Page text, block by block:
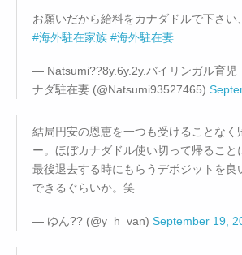
お願いだから給料をカナダドルで下さい
#海外駐在家族 #海外駐在妻
— Natsumi??8y.6y.2y.バイリンガル育児
ナダ駐在妻 (@Natsumi93527465)
結局円安の恩恵を一つも受けることなく
ー。ほぼカナダドル使い切って帰ること
最後退去する時にもらうデポジットを良
できるぐらいか。笑
— ゆん?? (@y_h_van) September 19,